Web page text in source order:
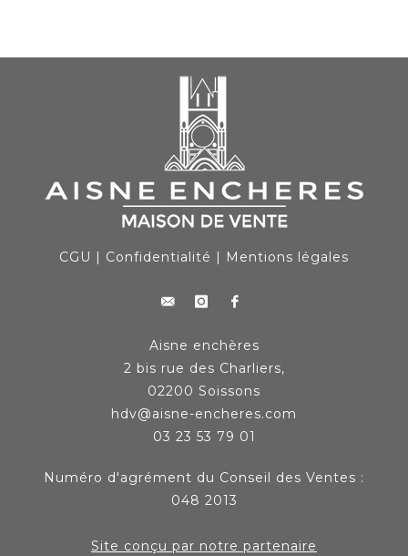
CGU | Confidentialité | Mentions légales
Aisne enchères
2 bis rue des Charliers,
02200 Soissons
hdv@aisne-encheres.com
03 23 53 79 01
Numéro d'agrément du Conseil des Ventes :
048 2013
Site conçu par notre partenaire